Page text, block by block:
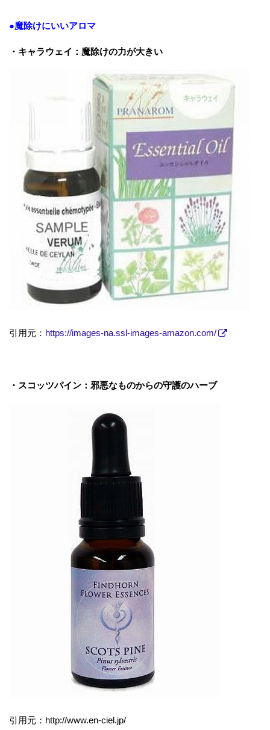
●魔除けにいいアロマ
・キャラウェイ：魔除けの力が大きい
引用元： https://images-na.ssl-images-amazon.com/
・スコッツパイン：邪悪なものからの守護のハーブ
引用元：http://www.en-ciel.jp/